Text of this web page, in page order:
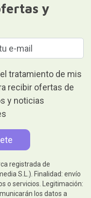
y
tratamiento de mis
recibir ofertas de
y noticias
registrada de
S.L.). Finalidad: envío
o servicios. Legitimación:
los datos a